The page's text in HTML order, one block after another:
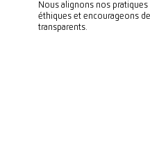
Nous alignons nos
éthiques et encourageons
transparents.